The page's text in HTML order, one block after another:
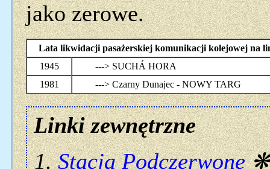
jako zerowe.
Lata likwidacji pasażerskiej komunikacji kolejowej na
1945
---> SUCHÁ HORA
1981
---> Czarny Dunajec - NOWY TARG
Linki zewnętrzne
Stacja Podczerwone